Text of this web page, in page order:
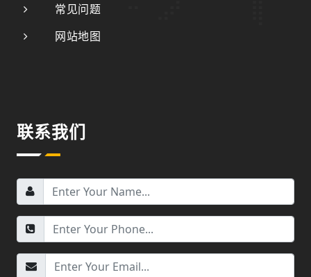
常见问题
网站地图
联系我们